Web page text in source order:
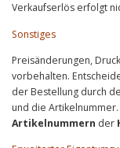
Verkaufserlös erfolgt
Sonstiges
Preisänderungen,
vorbehalten.
der Bestellung durch
und die Artikelnummer.
Artikelnummern der